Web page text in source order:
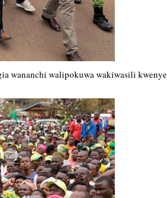
wananchi walipokuwa wakiwasili